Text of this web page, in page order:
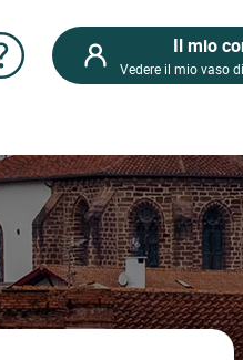
Il mio
Vedere il mio vaso